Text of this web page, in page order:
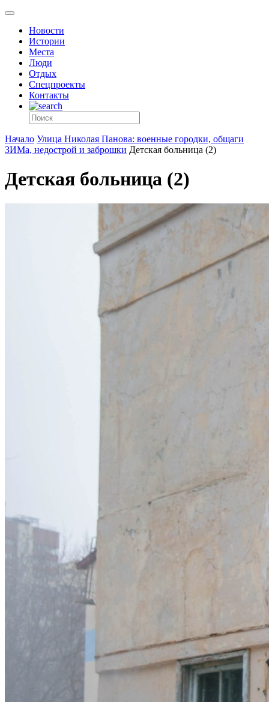
Новости
Истории
Места
Люди
Отдых
Спецпроекты
Контакты
Начало Улица Николая Панова: военные городки, общаги
ЗИМа, недострой и заброшки Детская больница (2)
Детская больница (2)